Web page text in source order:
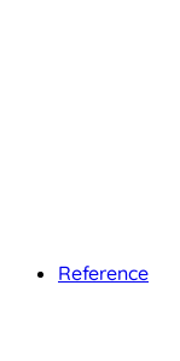
Reference